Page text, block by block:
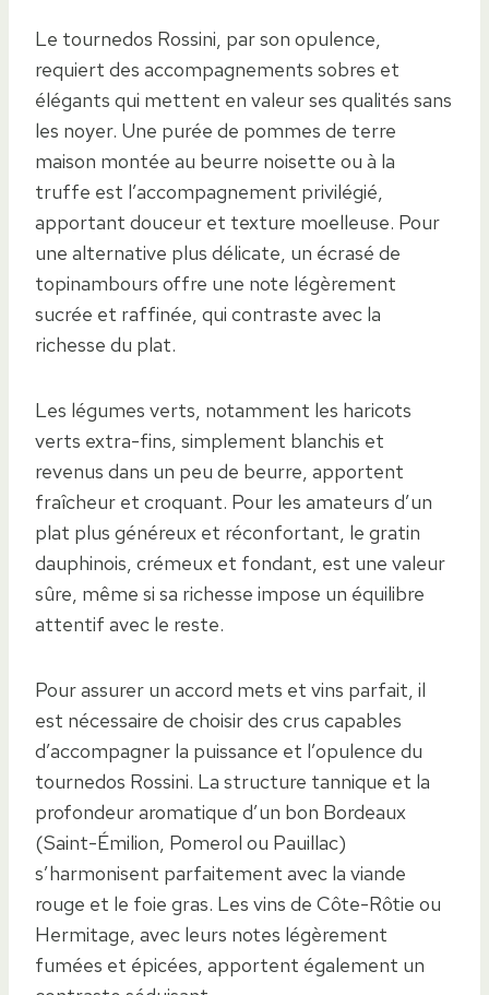
Le tournedos Rossini, par son opulence,
requiert des accompagnements sobres et
élégants qui mettent en valeur ses qualités sans
les noyer. Une purée de pommes de terre
maison montée au beurre noisette ou à la
truffe est l’accompagnement privilégié,
apportant douceur et texture moelleuse. Pour
une alternative plus délicate, un écrasé de
topinambours offre une note légèrement
sucrée et raffinée, qui contraste avec la
richesse du plat.
Les légumes verts, notamment les haricots
verts extra-fins, simplement blanchis et
revenus dans un peu de beurre, apportent
fraîcheur et croquant. Pour les amateurs d’un
plat plus généreux et réconfortant, le gratin
dauphinois, crémeux et fondant, est une valeur
sûre, même si sa richesse impose un équilibre
attentif avec le reste.
Pour assurer un accord mets et vins parfait, il
est nécessaire de choisir des crus capables
d’accompagner la puissance et l’opulence du
tournedos Rossini. La structure tannique et la
profondeur aromatique d’un bon Bordeaux
(Saint-Émilion, Pomerol ou Pauillac)
s’harmonisent parfaitement avec la viande
rouge et le foie gras. Les vins de Côte-Rôtie ou
Hermitage, avec leurs notes légèrement
fumées et épicées, apportent également un